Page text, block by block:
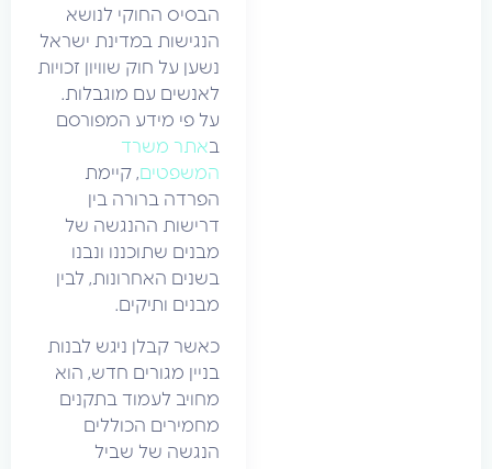
הבסיס החוקי לנושא
הנגישות במדינת ישראל
נשען על חוק שוויון זכויות
לאנשים עם מוגבלות.
על פי מידע המפורסם
אתר משרד
המשפטים, קיימת
הפרדה ברורה בין
דרישות ההנגשה של
מבנים שתוכננו ונבנו
בשנים האחרונות, לבין
מבנים ותיקים.
כאשר קבלן ניגש לבנות
בניין מגורים חדש, הוא
מחויב לעמוד בתקנים
מחמירים הכוללים
הנגשה של שביל